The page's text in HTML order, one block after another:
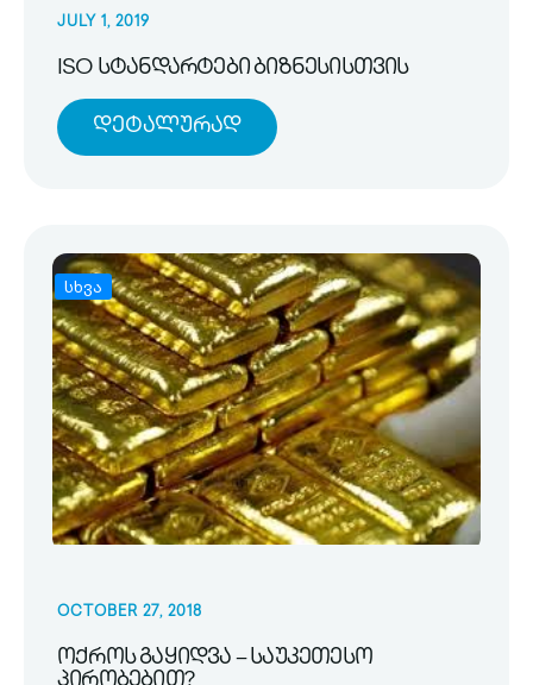
JULY 1, 2019
ISO სტანდარტები ბიზნესისთვის
Დეტალურად
სხვა
OCTOBER 27, 2018
ოქროს გაყიდვა – საუკეთესო